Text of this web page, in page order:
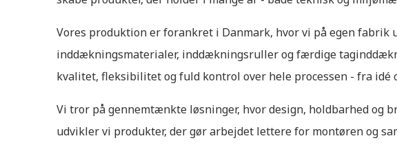
Vores produktion er forankret i Danmark, hvor vi på egen
inddækningsmaterialer, inddækningsruller og færdige
kvalitet, fleksibilitet og fuld kontrol over hele processen - fra
Vi tror på gennemtænkte løsninger, hvor design, holdbarhed og
udvikler vi produkter, der gør arbejdet lettere for montøren og